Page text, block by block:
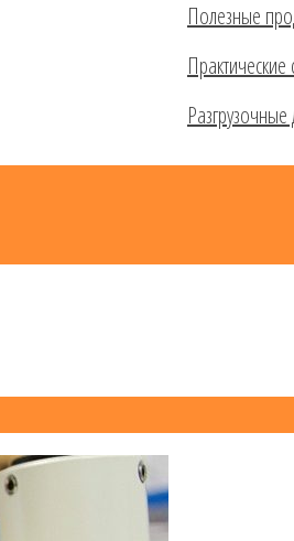
Полезные
Практические
Разгрузочные